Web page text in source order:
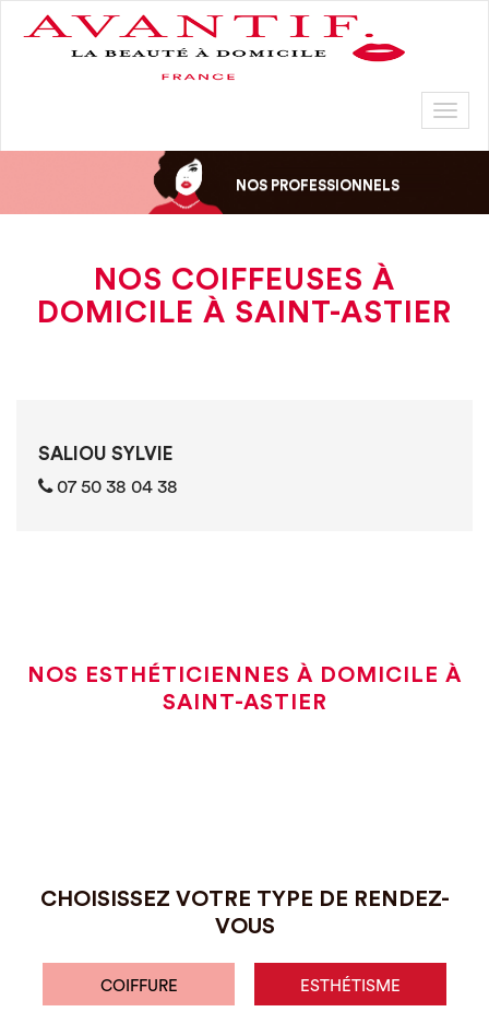
NOS PROFESSIONNELS
NOS COIFFEUSES À
DOMICILE À SAINT-ASTIER
SALIOU SYLVIE
07 50 38 04 38
NOS ESTHÉTICIENNES À DOMICILE À
SAINT-ASTIER
CHOISISSEZ VOTRE TYPE DE RENDEZ-
VOUS
COIFFURE ESTHÉTISME